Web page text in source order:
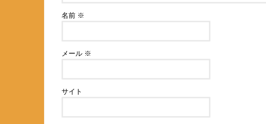
名前 ※
メール ※
サイト